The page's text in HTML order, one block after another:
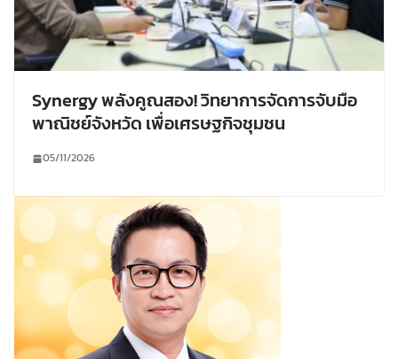
Synergy พลังคูณสอง! วิทยาการจัดการจับมือ
พาณิชย์จังหวัด เพื่อเศรษฐกิจชุมชน
05/11/2026